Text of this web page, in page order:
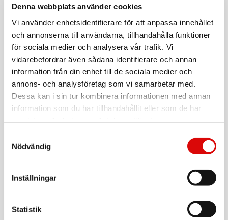
Denna webbplats använder cookies
Vi använder enhetsidentifierare för att anpassa innehållet
och annonserna till användarna, tillhandahålla funktioner
för sociala medier och analysera vår trafik. Vi
vidarebefordrar även sådana identifierare och annan
information från din enhet till de sociala medier och
annons- och analysföretag som vi samarbetar med.
Dessa kan i sin tur kombinera informationen med annan
information som du har tillhandahållit eller som de har
Nödvändig
Inställningar
Statistik
7331890503375
Reservdel Nivårör för C3 Original/Basic & Design
Perkolatorbryggare med 10 & 12 koppar.
Se instruktioner hur du byterhär
Läs mer
Kollektion
Sparepart Nivårör Perkolator 10-12 koppar
Rek: 79,00 kr